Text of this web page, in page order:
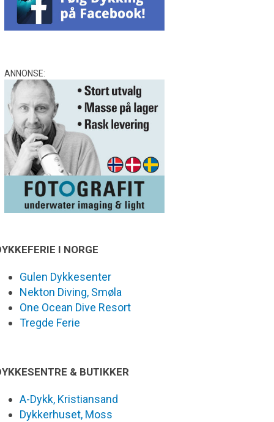
ANNONSE:
I NORGE
Gulen Dykkesenter
Nekton Diving, Smøla
One Ocean Dive Resort
Tregde Ferie
& BUTIKKER
A-Dykk, Kristiansand
Dykkerhuset, Moss